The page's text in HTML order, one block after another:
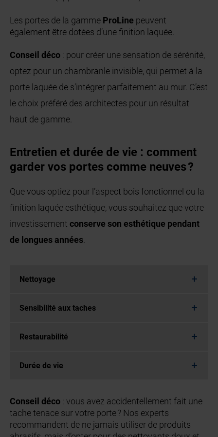
Les portes de la gamme ProLine peuvent
également être dotées d’une finition laquée.
Conseil déco : pour créer une sensation de sérénité,
optez pour un chambranle invisible, qui permet à la
porte laquée de s’intégrer parfaitement au mur. C’est
le choix préféré des architectes pour un résultat
haut de gamme.
Entretien et durée de vie : comment
garder vos portes comme neuves ?
Que vous optiez pour l’aspect bois fonctionnel ou la
finition laquée esthétique, vous souhaitez que votre
investissementconserve son esthétique pendant
de longues années
Nettoyage
Sensibilité aux taches
Restaurabilité
Durée de vie
Conseil déco : vous avez accidentellement fait une
tache tenace sur votre porte ? Nos experts
recommandent de ne jamais utiliser de produits